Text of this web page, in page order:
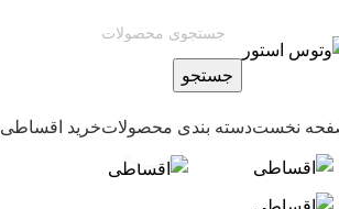
جستجو
نخستدسته بندی محصولاتخرید اقساطی
بزرگنمایی تصویر